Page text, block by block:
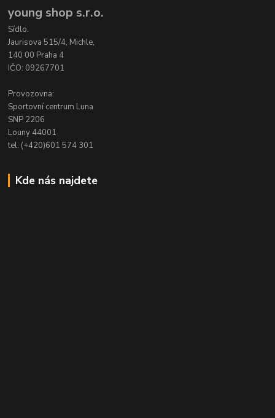
young shop s.r.o.
Sídlo:
Jaurisova 515/4, Michle,
140 00 Praha 4
IČO: 09267701
Provozovna:
Sportovní centrum Luna
SNP 2206
Louny 44001
tel. (+420)601 574 301
Kde nás najdete